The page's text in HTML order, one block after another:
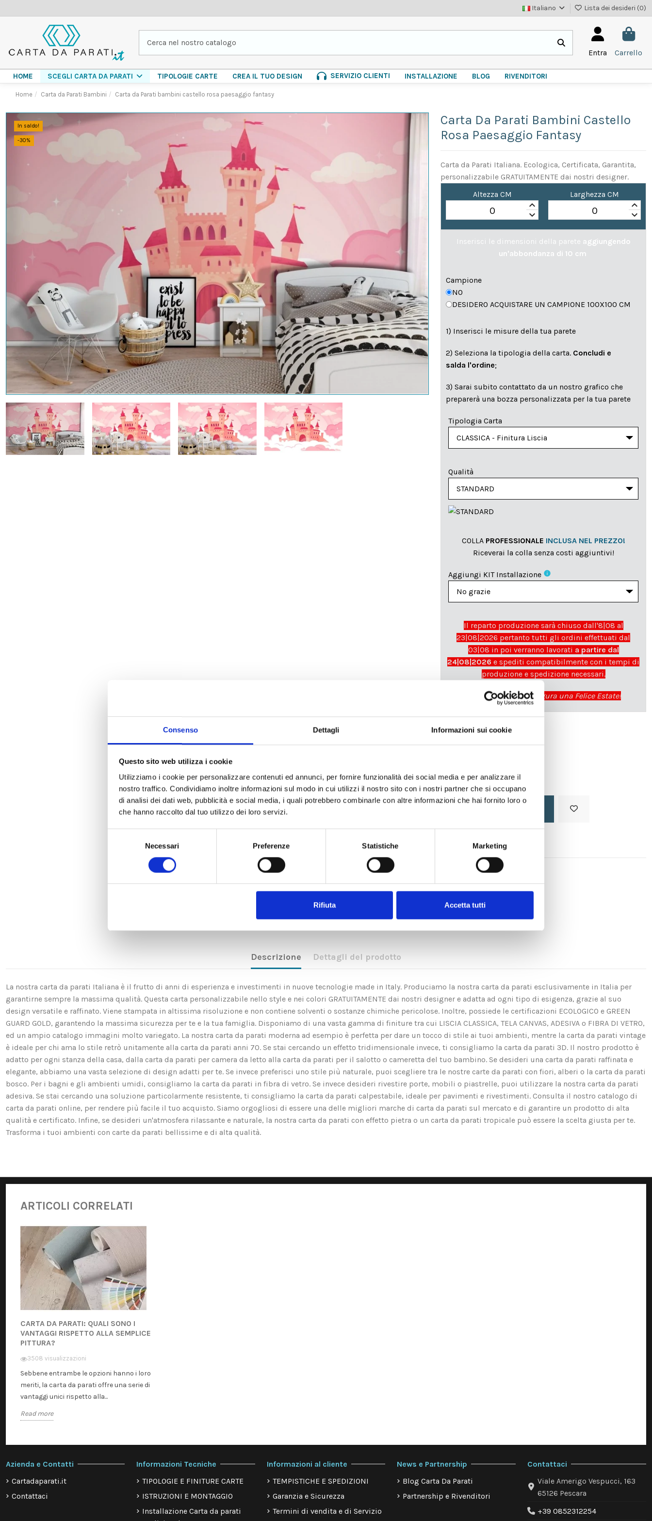
Consenso Dettagli Informazioni sui cookie
Questo sito web utilizza i cookie
Utilizziamo i cookie per personalizzare contenuti ed annunci, per fornire funzionalità dei social media e per analizzare il
nostro traffico. Condividiamo inoltre informazioni sul modo in cui utilizzi il nostro sito con i nostri partner che si occupano
di analisi dei dati web, pubblicità e social media, i quali potrebbero combinarle con altre informazioni che hai fornito loro o
che hanno raccolto dal tuo utilizzo dei loro servizi.
Necessari Preferenze Statistiche Marketing
Rifiuta Accetta tutti
Italiano Lista dei desideri (0)
Entra Carrello
HOME SCEGLI CARTA DA PARATI TIPOLOGIE CARTE CREA IL TUO DESIGN SERVIZIO CLIENTI INSTALLAZIONE BLOG RIVENDITORI
Home Carta da Parati Bambini Carta da Parati bambini castello rosa paesaggio fantasy
In saldo!
-30%
Carta Da Parati Bambini Castello
Rosa Paesaggio Fantasy
Carta da Parati Italiana. Ecologica, Certificata, Garantita,
personalizzabile GRATUITAMENTE dai nostri designer.
Altezza CM
keyboard_arrow_up
keyboard_arrow_down
Larghezza CM
keyboard_arrow_up
keyboard_arrow_down
Inserisci le dimensioni della parete aggiungendo
un'abbondanza di 10 cm
Campione
NO
DESIDERO ACQUISTARE UN CAMPIONE 100X100 CM
1) Inserisci le misure della tua parete
2) Seleziona la tipologia della carta. Concludi e
salda l'ordine;
3) Sarai subito contattato da un nostro grafico che
preparerà una bozza personalizzata per la tua parete
Tipologia Carta
Qualità
COLLA PROFESSIONALE INCLUSA NEL PREZZO!
Riceverai la colla senza costi aggiuntivi!
Aggiungi KIT Installazione info
Il reparto produzione sarà chiuso dall'8|08 al
23|08|2026 pertanto tutti gli ordini effettuati dal
03|08 in poi verranno lavorati a partire dal
24|08|2026 e spediti compatibilmente con i tempi di
produzione e spedizione necessari.
cartadaparati.it vi augura una Felice Estate!
Descrizione Dettagli del prodotto
La nostra carta da parati Italiana è il frutto di anni di esperienza e investimenti in nuove tecnologie made in Italy. Produciamo la nostra carta da parati esclusivamente in Italia per
garantirne sempre la massima qualità. Questa carta personalizzabile nello style e nei colori GRATUITAMENTE dai nostri designer e adatta ad ogni tipo di esigenza, grazie al suo
design versatile e raffinato. Viene stampata in altissima risoluzione e non contiene solventi o sostanze chimiche pericolose. Inoltre, possiede le certificazioni ECOLOGICO e GREEN
GUARD GOLD, garantendo la massima sicurezza per te e la tua famiglia. Disponiamo di una vasta gamma di finiture tra cui LISCIA CLASSICA, TELA CANVAS, ADESIVA o FIBRA DI VETRO,
ed un ampio catalogo immagini molto variegato. La nostra carta da parati moderna ad esempio è perfetta per dare un tocco di stile ai tuoi ambienti, mentre la carta da parati vintage
è ideale per chi ama lo stile retrò unitamente alla carta da parati anni 70. Se stai cercando un effetto tridimensionale invece, ti consigliamo la carta da parati 3D. Il nostro prodotto è
adatto per ogni stanza della casa, dalla carta da parati per camera da letto alla carta da parati per il salotto o cameretta del tuo bambino. Se desideri una carta da parati raffinata e
elegante, abbiamo una vasta selezione di design adatti per te. Se invece preferisci uno stile più naturale, puoi scegliere tra le nostre carte da parati con fiori, alberi o la carta da parati
bosco. Per i bagni e gli ambienti umidi, consigliamo la carta da parati in fibra di vetro. Se invece desideri rivestire porte, mobili o piastrelle, puoi utilizzare la nostra carta da parati
adesiva. Se stai cercando una soluzione particolarmente resistente, ti consigliamo la carta da parati calpestabile, ideale per pavimenti e rivestimenti. Consulta il nostro catalogo di
carta da parati online, per rendere più facile il tuo acquisto. Siamo orgogliosi di essere una delle migliori marche di carta da parati sul mercato e di garantire un prodotto di alta
qualità e certificato. Infine, se desideri un'atmosfera rilassante e naturale, la nostra carta da parati con effetto pietra o un carta da parati tropicale può essere la scelta giusta per te.
Trasforma i tuoi ambienti con carte da parati bellissime e di alta qualità.
ARTICOLI CORRELATI
CARTA DA PARATI: QUALI SONO I
VANTAGGI RISPETTO ALLA SEMPLICE
PITTURA?
3508 visualizzazioni
Sebbene entrambe le opzioni hanno i loro
meriti, la carta da parati offre una serie di
vantaggi unici rispetto alla...
Read more
Azienda e Contatti
Cartadaparati.it
Contattaci
Informazioni Tecniche
TIPOLOGIE E FINITURE CARTE
ISTRUZIONI E MONTAGGIO
Installazione Carta da parati
Informazioni al cliente
TEMPISTICHE E SPEDIZIONI
Garanzia e Sicurezza
Termini di vendita e di Servizio
News e Partnership
Blog Carta Da Parati
Partnership e Rivenditori
Contattaci
Viale Amerigo Vespucci, 163
65126 Pescara
+39 0852312254